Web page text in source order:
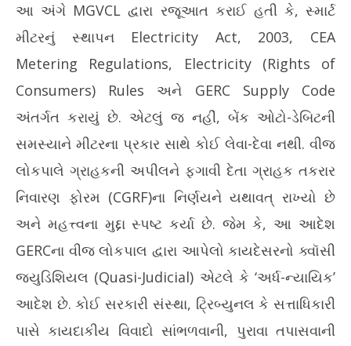
આ અંગે MGVCL દ્વારા રજૂઆત કરાઈ હતી કે, સ્માર્ટ
મીટરનું સ્થાપન Electricity Act, 2003, CEA
Metering Regulations, Electricity (Rights of
Consumers) Rules અને GERC Supply Code
અંતર્ગત કરાયું છે. એટલું જ નહીં, બેંક ઓટો-ડેબિટની
સમસ્યાને મીટરના પ્રકાર સાથે કોઈ લેવા-દેવા નથી. વીજ
લોકપાલે ગ્રાહકની અપીલને ફગાવી દેતા ગ્રાહક તકરાર
નિવારણ ફોરમ (CGRF)ના નિર્ણયને યથાવત્ રાખ્યો છે
અને મહત્ત્વના મુદ્દા સ્પષ્ટ કર્યા છે. જેમ કે, આ આદેશ
GERCના વીજ લોકપાલ દ્વારા આપેલો કાયદેસરનો ક્વૉસી
જ્યુડિશિયલ (Quasi-Judicial) એટલે કે ‘અર્ધ-ન્યાયિક’
આદેશ છે. કોઈ સરકારી સંસ્થા, ટ્રિબ્યુનલ કે સત્તાધિકારી
પાસે કાયદાકીય વિવાદો સાંભળવાની, પુરાવા તપાસવાની